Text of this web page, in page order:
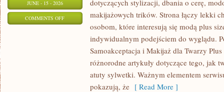
JUNE - 15 - 2026
COMMENTS OFFON
dotyczących stylizacji, dbania o cerę,
makijażowych trików. Strona łączy lekki
osobom, które interesują się modą plus
indywidualnym podejściem do wyglądu.
Samoakceptacja i Makijaż dla Twarzy
różnorodne artykuły dotyczące tego, jak
atuty sylwetki. Ważnym elementem
pokazują, że [ Read More ]